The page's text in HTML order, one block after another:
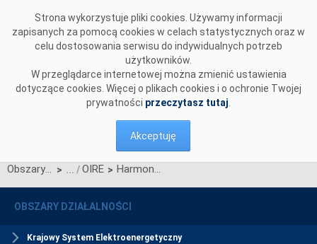
Strona wykorzystuje pliki cookies. Używamy informacji
zapisanych za pomocą cookies w celach statystycznych oraz w
celu dostosowania serwisu do indywidualnych potrzeb
użytkowników.
W przeglądarce internetowej można zmienić ustawienia
dotyczące cookies. Więcej o plikach cookies i o ochronie Twojej
prywatności przeczytasz tutaj
Akceptuję
Obszary działalności > OIRE > Harmonogram wdrażania NMWI poprzez CSIRE
OBSZARY DZIAŁALNOŚCI
Krajowy System Elektroenergetyczny